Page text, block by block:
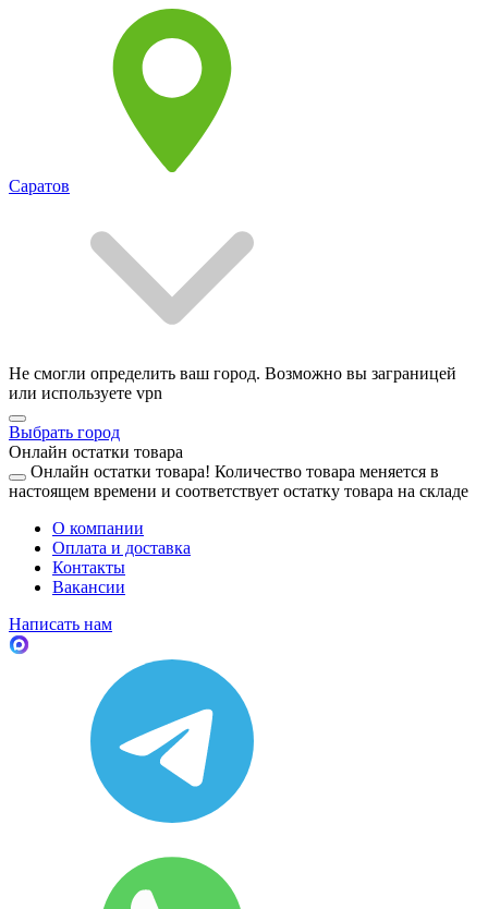
Саратов
Не смогли определить ваш город. Возможно вы заграницей
или используете vpn
Выбрать город
Онлайн остатки товара
Онлайн остатки товара! Количество товара меняется в
настоящем времени и соответствует остатку товара на складе
О компании
Оплата и доставка
Контакты
Вакансии
Написать нам